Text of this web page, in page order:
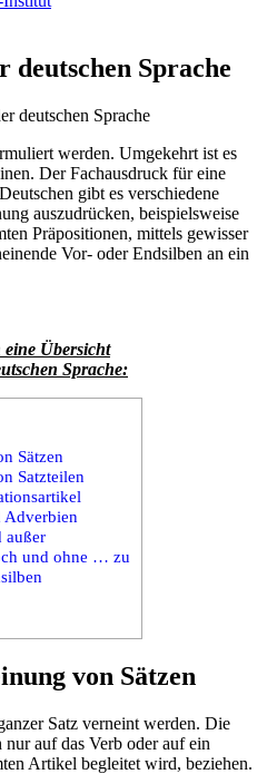
deutschen Sprache
deutschen Sprache
werden. Umgekehrt ist es
Der Fachausdruck für eine
gibt es verschiedene
auszudrücken, beispielsweise
Präpositionen, mittels gewisser
Vor- oder Endsilben an ein
eine Übersicht
Sprache:
Sätzen
Satzteilen
Adverbien
außer
und ohne … zu
von Sätzen
Satz verneint werden. Die
auf das Verb oder auf ein
Artikel begleitet wird, beziehen.